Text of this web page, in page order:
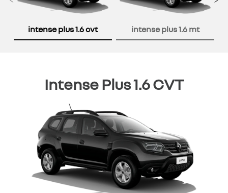
intense plus 1.6 cvt intense plus 1.6 mt
Anterior
Intense Plus 1.6 CVT